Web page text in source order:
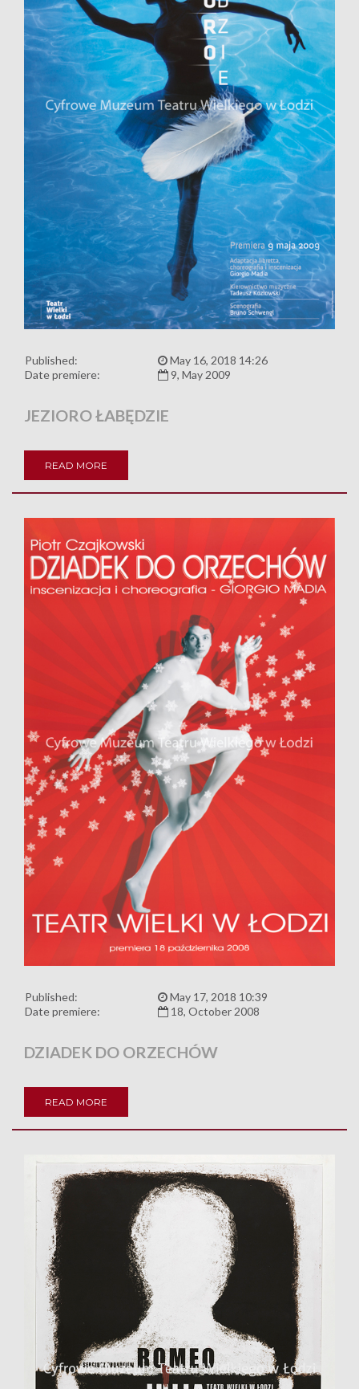
Published:
May 16, 2018 14:26
Date premiere:
9, May 2009
JEZIORO ŁABĘDZIE
READ MORE
Published:
May 17, 2018 10:39
Date premiere:
18, October 2008
DZIADEK DO ORZECHÓW
READ MORE